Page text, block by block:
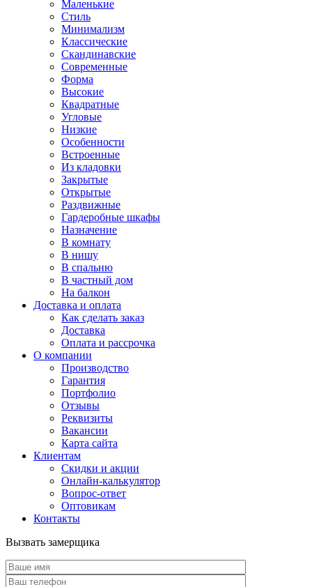
Маленькие
Стиль
Минимализм
Классические
Скандинавские
Современные
Форма
Высокие
Квадратные
Угловые
Низкие
Особенности
Встроенные
Из кладовки
Закрытые
Открытые
Раздвижные
Гардеробные шкафы
Назначение
В комнату
В нишу
В спальню
В частный дом
На балкон
Доставка и оплата
Как сделать заказ
Доставка
Оплата и рассрочка
О компании
Производство
Гарантия
Портфолио
Отзывы
Реквизиты
Вакансии
Карта сайта
Клиентам
Скидки и акции
Онлайн-калькулятор
Вопрос-ответ
Оптовикам
Контакты
Вызвать замерщика